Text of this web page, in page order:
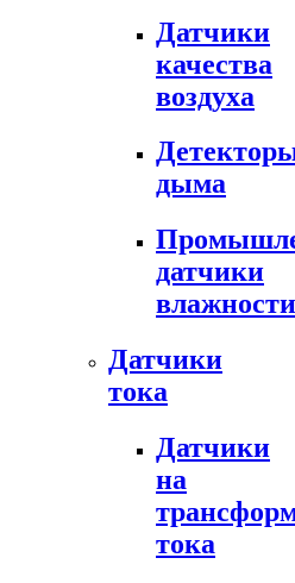
Датчики
качества
воздуха
дыма
датчики
влажности
Датчики
тока
Датчики
на
тока